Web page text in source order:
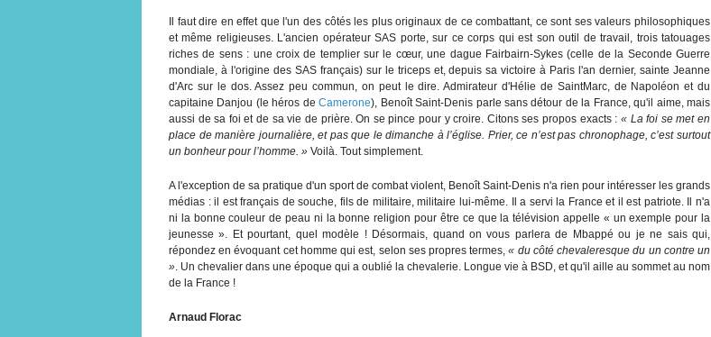
Il faut dire en effet que l'un des côtés les plus originaux de ce combattant, ce sont ses valeurs philosophiques
et même religieuses. L'ancien opérateur SAS porte, sur ce corps qui est son outil de travail, trois tatouages
riches de sens : une croix de templier sur le cœur, une dague Fairbairn-Sykes (celle de la Seconde Guerre
mondiale, à l'origine des SAS français) sur le triceps et, depuis sa victoire à Paris l'an dernier, sainte Jeanne
d'Arc sur le dos. Assez peu commun, on peut le dire. Admirateur d'Hélie de SaintMarc, de Napoléon et du
capitaine Danjou (le héros deCamerone), Benoît Saint-Denis parle sans détour de la France, qu'il aime, mais
aussi de sa foi et de sa vie de prière. On se pince pour y croire. Citons ses propos exacts : « La foi se met en
place de manière journalière, et pas que le dimanche à l’église. Prier, ce n’est pas chronophage, c’est surtout
un bonheur pour l’homme. » Voilà. Tout simplement.
A l'exception de sa pratique d'un sport de combat violent, Benoît Saint-Denis n'a rien pour intéresser les grands
médias : il est français de souche, fils de militaire, militaire lui-même. Il a servi la France et il est patriote. Il n'a
ni la bonne couleur de peau ni la bonne religion pour être ce que la télévision appelle « un exemple pour la
jeunesse ». Et pourtant, quel modèle ! Désormais, quand on vous parlera de Mbappé ou je ne sais qui,
répondez en évoquant cet homme qui est, selon ses propres termes,« du côté chevaleresque du un contre un
». Un chevalier dans une époque qui a oublié la chevalerie. Longue vie à BSD, et qu'il aille au sommet au nom
de la France !
Arnaud Florac